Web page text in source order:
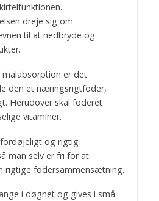
dreje sig om
til at nedbryde og
malabsorption er det
den et næringsrigtfoder,
Herudover skal foderet
vitaminer.
og rigtig
man selv er fri for at
rigtige fodersammensætning.
i døgnet og gives i små